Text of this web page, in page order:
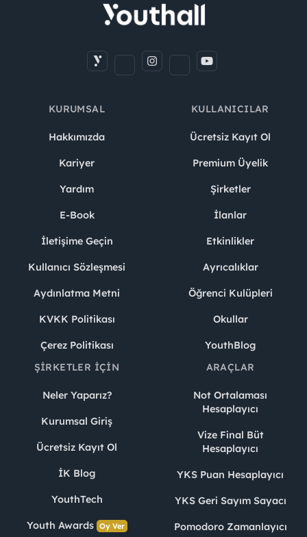
KURUMSAL
Hakkımızda
Kariyer
Yardım
E-Book
İletişime Geçin
Kullanıcı Sözleşmesi
Aydınlatma Metni
KVKK Politikası
Çerez Politikası
KULLANICILAR
Ücretsiz Kayıt Ol
Premium Üyelik
Şirketler
İlanlar
Etkinlikler
Ayrıcalıklar
Öğrenci Kulüpleri
Okullar
YouthBlog
ŞIRKETLER İÇIN
Neler Yaparız?
Kurumsal Giriş
Ücretsiz Kayıt Ol
İK Blog
YouthTech
Youth Awards Oy Ver
ARAÇLAR
Not Ortalaması
Hesaplayıcı
Vize Final Büt
Hesaplayıcı
YKS Puan Hesaplayıcı
YKS Geri Sayım Sayacı
Pomodoro Zamanlayıcı